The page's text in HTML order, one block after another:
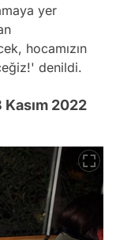
yer
hocamızın
denildi.
2022